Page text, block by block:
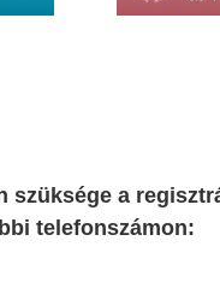
szüksége a
telefonszámon: